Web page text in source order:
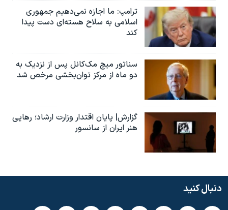
ترامپ: ما اجازه نمی‌دهیم جمهوری
اسلامی به سلاح هسته‌ای دست پیدا
کند
سناتور میچ مک‌کانل پس از نزدیک به
دو ماه از مرکز توان‌بخشی مرخص شد
گزارش| پایان اقتدار وزارت ارشاد؛ رهایی
هنر ایران از سانسور
دنبال کنید